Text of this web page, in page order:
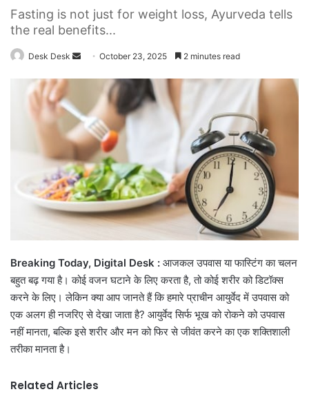
Fasting is not just for weight loss, Ayurveda tells
the real benefits...
Desk Desk
SendOctober 23, 2025 2 minutes read
Breaking Today, Digital Desk : आजकल उपवास या फास्टिंग का चलन
बहुत बढ़ गया है। कोई वजन घटाने के लिए करता है, तो कोई शरीर को डिटॉक्स
करने के लिए। लेकिन क्या आप जानते हैं कि हमारे प्राचीन आयुर्वेद में उपवास को
एक अलग ही नजरिए से देखा जाता है? आयुर्वेद सिर्फ भूख को रोकने को उपवास
नहीं मानता, बल्कि इसे शरीर और मन को फिर से जीवंत करने का एक शक्तिशाली
तरीका मानता है।
Related Articles